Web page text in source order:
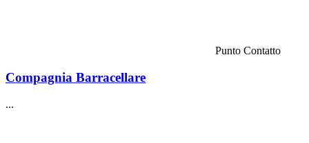
Punto Contatto
Compagnia Barracellare
...